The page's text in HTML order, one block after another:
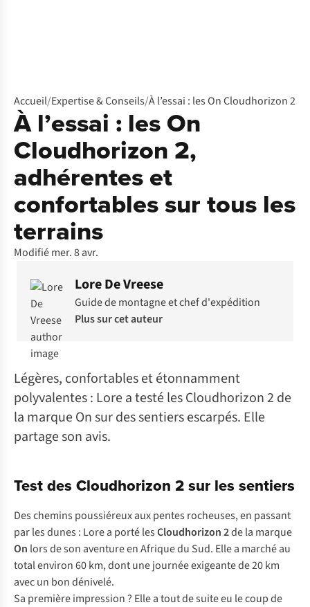
Accueil/Expertise & Conseils/À l’essai : les On Cloudhorizon 2
À l’essai : les On
Cloudhorizon 2,
adhérentes et
confortables sur tous les
terrains
Modifié mer. 8 avr.
Lore De Vreese
Guide de montagne et chef d'expédition
Plus sur cet auteur
Légères, confortables et étonnamment
polyvalentes : Lore a testé les Cloudhorizon 2 de
la marque On sur des sentiers escarpés. Elle
partage son avis.
Test des Cloudhorizon 2 sur les sentiers
Des chemins poussiéreux aux pentes rocheuses, en passant
par les dunes : Lore a porté lesCloudhorizon 2de la marque
On lors de son aventure en Afrique du Sud. Elle a marché au
total environ 60 km, dont une journée exigeante de 20 km
avec un bon dénivelé.
Sa première impression ? Elle a tout de suite eu le coup de